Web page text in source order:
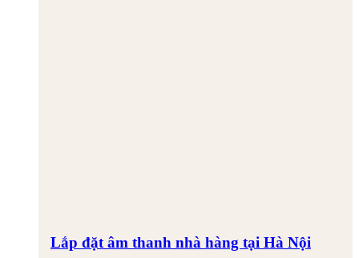
Lắp đặt âm thanh nhà hàng tại Hà Nội